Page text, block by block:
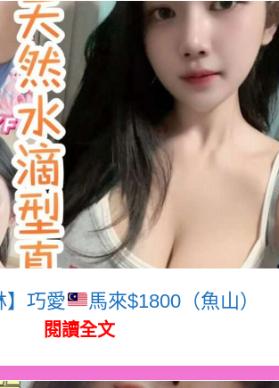
】巧愛 馬來$1800（魚山）
閱讀全文